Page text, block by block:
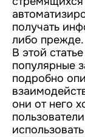
получать
либо прежде.
В этой
популярные
подробно
они от него